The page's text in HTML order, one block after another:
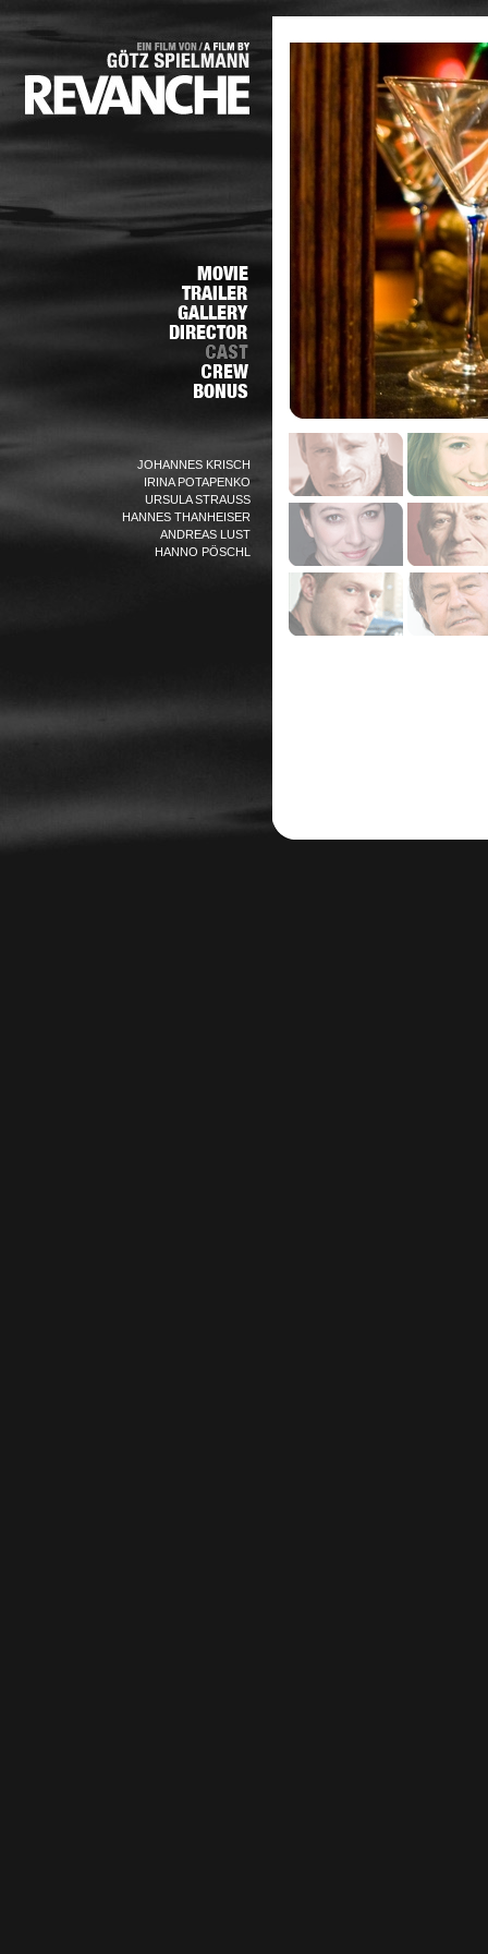
JOHANNES KRISCH
IRINA POTAPENKO
URSULA STRAUSS
HANNES THANHEISER
ANDREAS LUST
HANNO PÖSCHL